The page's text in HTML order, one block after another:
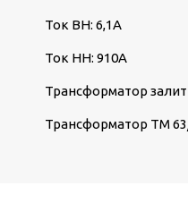
Ток ВН: 6,1А
Ток НН: 910А
Трансформатор
Трансформатор ТМ